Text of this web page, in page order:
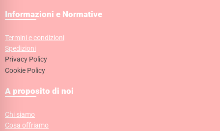
Informazioni e Normative
Termini e condizioni
Spedizioni
Privacy Policy
Cookie Policy
A proposito di noi
Chi siamo
Cosa offriamo